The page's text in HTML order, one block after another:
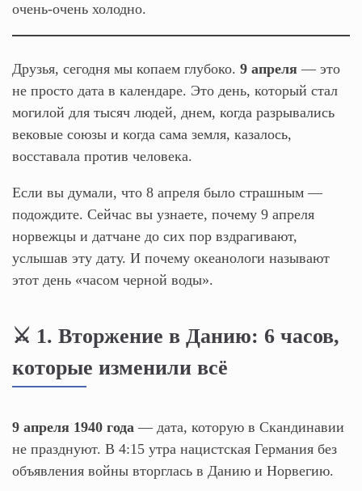
очень-очень холодно.
Друзья, сегодня мы копаем глубоко. 9 апреля — это
не просто дата в календаре. Это день, который стал
могилой для тысяч людей, днем, когда разрывались
вековые союзы и когда сама земля, казалось,
восставала против человека.
Если вы думали, что 8 апреля было страшным —
подождите. Сейчас вы узнаете, почему 9 апреля
норвежцы и датчане до сих пор вздрагивают,
услышав эту дату. И почему океанологи называют
этот день «часом черной воды».
⚔️ 1. Вторжение в Данию: 6 часов,
которые изменили всё
9 апреля 1940 года — дата, которую в Скандинавии
не празднуют. В 4:15 утра нацистская Германия без
объявления войны вторглась в Данию и Норвегию.